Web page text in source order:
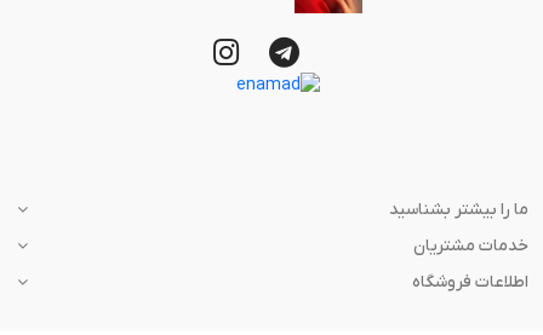
ما را بیشتر بشناسید
خدمات مشتریان
اطلاعات فروشگاه